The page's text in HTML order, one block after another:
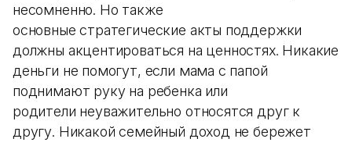
несомненно. Но также
основные стратегические акты поддержки
должны акцентироваться на ценностях. Никакие
деньги не помогут, если мама с папой
поднимают руку на ребенка или
родители неуважительно относятся друг к
другу. Никакой семейный доход не бережет